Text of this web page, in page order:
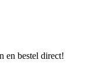
en bestel direct!